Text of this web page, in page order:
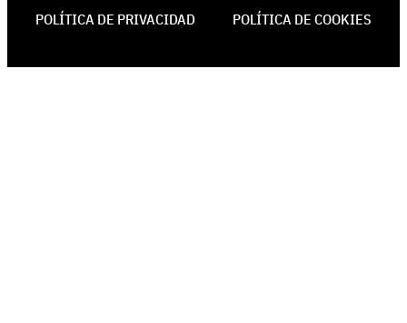
POLÍTICA DE PRIVACIDAD POLÍTICA DE COOKIES